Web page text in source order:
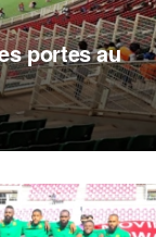
portes au